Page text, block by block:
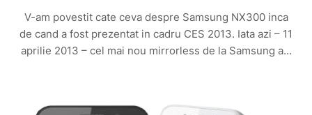
V-am povestit cate ceva despre Samsung NX300 inca
de cand a fost prezentat in cadru CES 2013. Iata azi – 11
aprilie 2013 – cel mai nou mirrorless de la Samsung a…